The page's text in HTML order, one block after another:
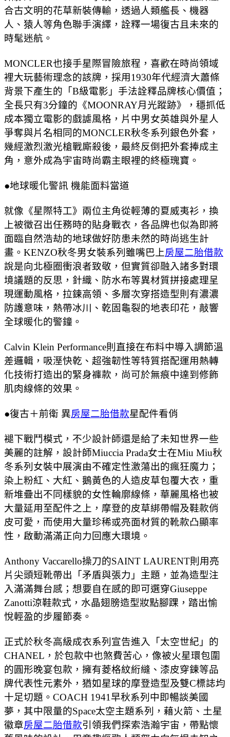
合古文明的花草新裝傳輸，透過人類艦長、機器
人、猿人等角色聯手演繹，詮釋一場復古且未來的
時髦迷航。
MONCLER也接手星際冒險旅程，喜歡在時尚領域
裡大玩藝術理念的該牌，採用1930年代經濟大蕭條
背景下產生的「B級電影」手法詮釋品牌核心價值；
全長只有3分鐘的《MOONRAY月光蹤跡》，穩抓低
成本獨立電影的戲謔風格，片中男女英雄與外星人
爭奪與片名相同的MONCLER秋冬系列銀色外套，
幾經激烈激光槍戰廝殺後，最終反倒把外套捧成主
角，意外成為宇宙時尚霸主眼裡的終極瑰寶。
●地球暖化警訊 機能面料當道
就像《星際特工》兩位主角從輕薄的夏威夷衫，換
上被徵召出任務時的貼身戰衣，各品牌也似為即將
面臨自然浩劫的地球做好防患未然的時尚逃生計
畫。KENZO秋冬男女裝系列雖嘴巴上房屋二胎借款
說是向北極圈衝浪者致敬，但實質卻融入諸多對環
境議題的反思，針織、防水布等異材質拼接處理呈
現運動風格，拉鍊高領、多層次穿搭造型則有濃濃
防護意味，熱帶冰川、乾固龜裂的地表印花，敲響
全球暖化的警鐘。
Calvin Klein Performance則直接在布料中導入調節溫
差邏輯，吸溼快乾、超強韌性等特質搭配運用熱轉
化技術打造出的緊身褲款，尚可於無痕中達到修飾
肌肉線條的效果。
●復古＋前衛 異房屋二胎借款星配件看俏
褪下戰鬥模式，不少設計師還是給了未知世界一些
美麗的註解，設計師Miuccia Prada女士在Miu Miu秋
冬系列女裝中展演由不確定性激蕩出的瘋狂魔力；
染上粉紅、大紅、鵝黃色的人造皮草包覆大衣，重
新堆疊出不同樣貌的女性輪廓線條，華麗風格也被
大量延用至配件之上，摩登的皮草綁帶帽及鞋款俏
皮可愛，而使用大量珍稀或亮面材質的靴款凸顯率
性，啟動滿滿正向力回應大環境。
Anthony Vaccarello操刀的SAINT LAURENT則用亮
片尖頭短靴帶出「矛盾與張力」主題，並為造型注
入滿滿舞台感；想要自在感的即可選穿Giuseppe
Zanotti涼鞋款式，水晶翅膀造型妝點腳踝，踏出愉
悅輕盈的步履節奏。
正式於秋冬高級成衣系列宣告進入「太空世紀」的
CHANEL，於包款中也煞費苦心，像被火星環包圍
的圓形晚宴包款，擁有菱格紋絎縫、漆皮穿鍊等品
牌代表性元素外，猶如星球的摩登造型及雙C標誌均
十足切題。COACH 1941早秋系列中即暢談美國
夢，其中限量的Space太空主題系列，藉火箭、土星
徽章房屋二胎借款引領我們探索浩瀚宇宙，帶點懷